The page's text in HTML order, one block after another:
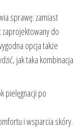
sprawę: zamiast
do
opcja także
jak taka kombinacja
pielęgnacji po
i wsparcia skóry.